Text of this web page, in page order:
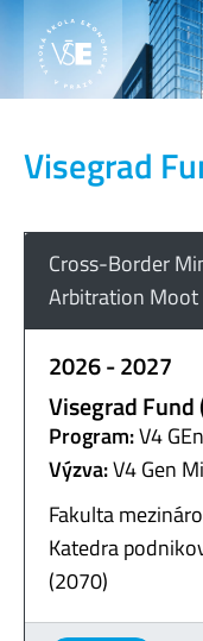
Visegrad
Cross-Border
Arbitration Moot
2026 - 2027
Visegrad Fund
Program:V4
Výzva:V4 Gen
Fakulta
Katedra
(2070)